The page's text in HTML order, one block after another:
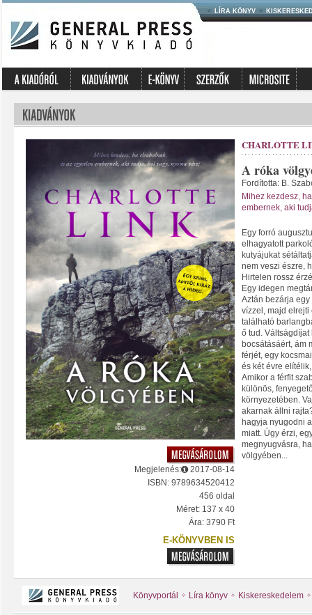
LÍRA KÖNYV
Megjelenés:
2017-08-14
ISBN: 9789634520412
456 oldal
Méret: 137 x 40
Ára: 3790 Ft
E-KÖNYVBEN IS
CHARLOTTE
A róka
Fordította: B.
Mihez kezdesz,
embernek, aki
Egy forró
elhagyatott
kutyájukat
nem veszi észre,
Hirtelen rossz
Egy idegen
Aztán bezárja
vízzel, majd
található
ő tud.
bocsátásáért, ám
férjét, egy
és két évre
Amikor a férfit
különös,
környezetében.
akarnak állni
hagyja nyugodni
miatt. Úgy érzi,
megnyugvásra,
völgyében...
Könyvportál Líra könyv Kiskereskedelem